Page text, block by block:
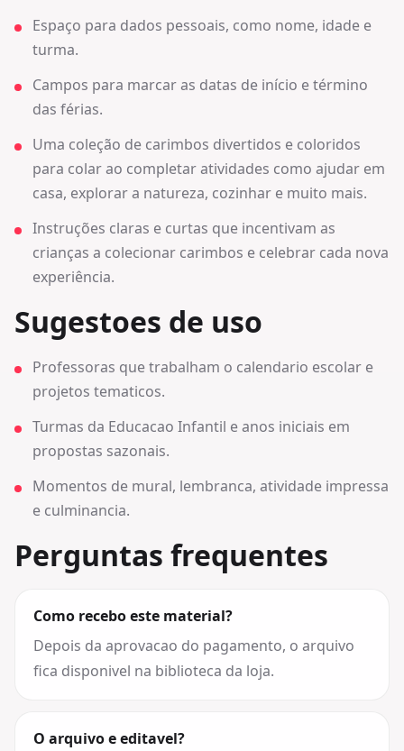
Espaço para dados pessoais, como nome, idade e
turma.
Campos para marcar as datas de início e término
das férias.
Uma coleção de carimbos divertidos e coloridos
para colar ao completar atividades como ajudar em
casa, explorar a natureza, cozinhar e muito mais.
Instruções claras e curtas que incentivam as
crianças a colecionar carimbos e celebrar cada nova
experiência.
Sugestoes de uso
Professoras que trabalham o calendario escolar e
projetos tematicos.
Turmas da Educacao Infantil e anos iniciais em
propostas sazonais.
Momentos de mural, lembranca, atividade impressa
e culminancia.
Perguntas frequentes
Como recebo este material?
Depois da aprovacao do pagamento, o arquivo
fica disponivel na biblioteca da loja.
O arquivo e editavel?